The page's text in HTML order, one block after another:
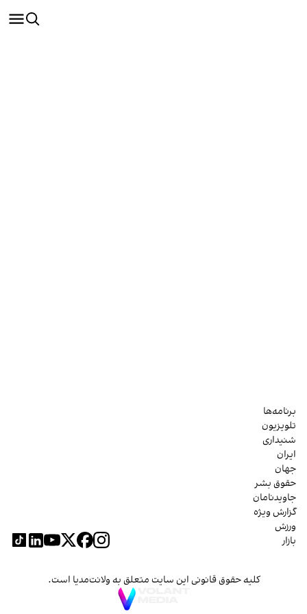
برنامه‌ها
تلویزیون
شنیداری
ایران
جهان
حقوق بشر
جاویدنامان
گزارش ویژه
ورزش
بازار
کلیه حقوق قانونی این سایت متعلق به ولانت‌مدیا است.